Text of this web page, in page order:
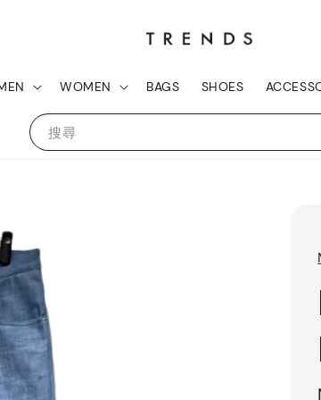
搜尋
WOMEN BAGS SHOES